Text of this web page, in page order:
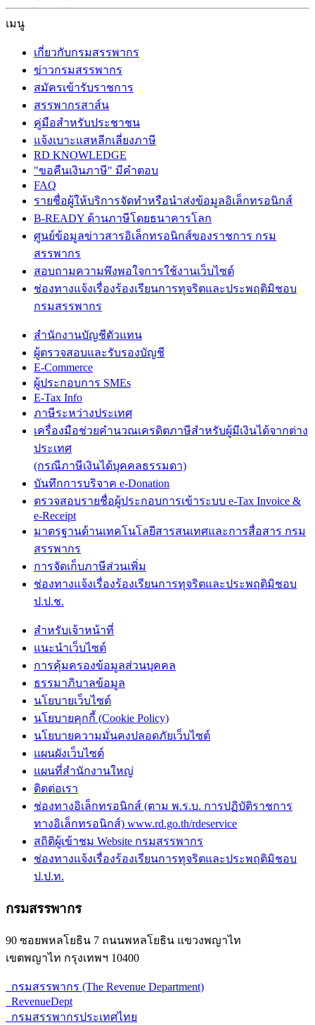
เมนู
เกี่ยวกับกรมสรรพากร
ข่าวกรมสรรพากร
สมัครเข้ารับราชการ
สรรพากรสาส์น
คู่มือสำหรับประชาชน
แจ้งเบาะแสหลีกเลี่ยงภาษี
RD KNOWLEDGE
"ขอคืนเงินภาษี" มีคำตอบ
FAQ
รายชื่อผู้ให้บริการจัดทำหรือนำส่งข้อมูลอิเล็กทรอนิกส์
B-READY ด้านภาษีโดยธนาคารโลก
ศูนย์ข้อมูลข่าวสารอิเล็กทรอนิกส์ของราชการ กรม
สรรพากร
สอบถามความพึงพอใจการใช้งานเว็บไซต์
ช่องทางแจ้งเรื่องร้องเรียนการทุจริตและประพฤติมิชอบ
กรมสรรพากร
สำนักงานบัญชีตัวแทน
ผู้ตรวจสอบและรับรองบัญชี
E-Commerce
ผู้ประกอบการ SMEs
E-Tax Info
ภาษีระหว่างประเทศ
เครื่องมือช่วยคำนวณเครดิตภาษีสำหรับผู้มีเงินได้จากต่าง
ประเทศ
(กรณีภาษีเงินได้บุคคลธรรมดา)
บันทึกการบริจาค e-Donation
ตรวจสอบรายชื่อผู้ประกอบการเข้าระบบ e-Tax Invoice &
e-Receipt
มาตรฐานด้านเทคโนโลยีสารสนเทศและการสื่อสาร กรม
สรรพากร
การจัดเก็บภาษีส่วนเพิ่ม
ช่องทางแจ้งเรื่องร้องเรียนการทุจริตและประพฤติมิชอบ
ป.ป.ช.
สำหรับเจ้าหน้าที่
แนะนำเว็บไซต์
การคุ้มครองข้อมูลส่วนบุคคล
ธรรมาภิบาลข้อมูล
นโยบายเว็บไซต์
นโยบายคุกกี้ (Cookie Policy)
นโยบายความมั่นคงปลอดภัยเว็บไซต์
แผนผังเว็บไซต์
แผนที่สำนักงานใหญ่
ติดต่อเรา
ช่องทางอิเล็กทรอนิกส์ (ตาม พ.ร.บ. การปฏิบัติราชการ
ทางอิเล็กทรอนิกส์) www.rd.go.th/rdeservice
สถิติผู้เข้าชม Website กรมสรรพากร
ช่องทางแจ้งเรื่องร้องเรียนการทุจริตและประพฤติมิชอบ
ป.ป.ท.
กรมสรรพากร
90 ซอยพหลโยธิน 7 ถนนพหลโยธิน แขวงพญาไท
เขตพญาไท กรุงเทพฯ 10400
กรมสรรพากร (The Revenue Department)
RevenueDept
กรมสรรพากรประเทศไทย